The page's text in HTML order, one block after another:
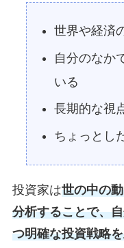
世界や経済
自分のなか
いる
長期的な視
ちょっとし
投資家は世の中の
分析することで、
つ明確な投資戦略